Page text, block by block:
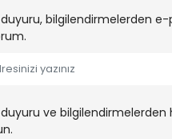
bilgilendirmelerden
ve bilgilendirmelerden